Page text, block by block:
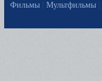
Фильмы
Мультфильмы